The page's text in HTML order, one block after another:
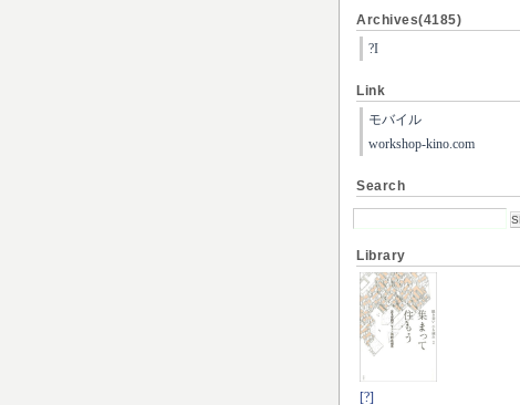
Archives(4185)
?I
Link
モバイル
workshop-kino.com
Search
Library
[?]